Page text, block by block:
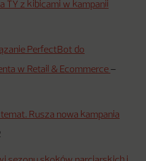
TY z kibicami w kampanii
PerfectBot do
w Retail & Ecommerce –
Rusza nowa kampania